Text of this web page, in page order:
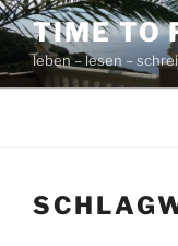
Zum
Inhalt
springen
TIME TO
leben – lesen –